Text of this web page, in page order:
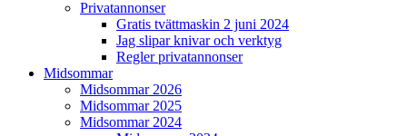
Privatannonser
Gratis tvättmaskin 2 juni 2024
Jag slipar knivar och verktyg
Regler privatannonser
Midsommar
Midsommar 2026
Midsommar 2025
Midsommar 2024